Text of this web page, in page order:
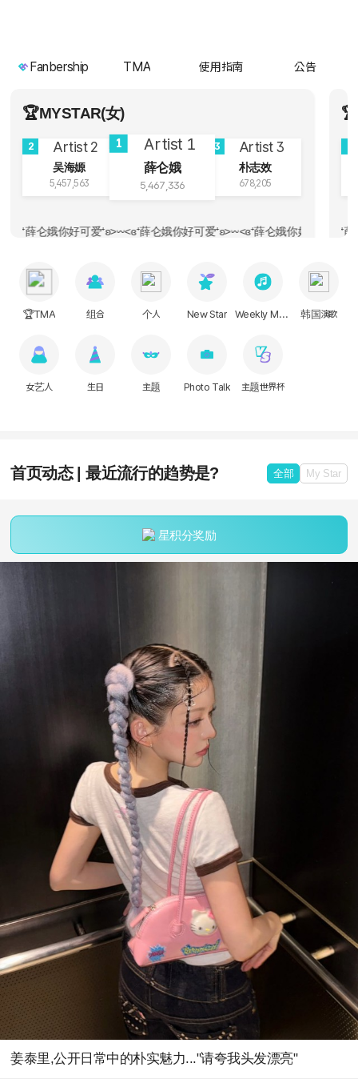
Fanbership TMA 使用指南 公告
🏆MYSTAR(女)
2
吴海嫄
5,457,563
1
薛仑娥
5,467,336
3
朴志效
678,205
娥你好可爱⁺ʚ>𖥦<ɞ⁺薛仑娥你好可爱⁺ʚ>𖥦<ɞ⁺薛仑娥你好可爱
可爱⁺ʚ>𖥦<ɞ⁺薛仑娥你好可爱⁺ʚ>𖥦<ɞ⁺薛仑娥你好可爱⁺ʚ>𖥦<ɞ⁺薛
直一直在一起~ / 푸리야 守護最好的plave / 푸리야
🏆TMA 组合 个人 New Star Weekly Music 韩国演歌
女艺人 生日 主题 Photo Talk 主题世界杯
首页动态 | 最近流行的趋势是? 全部 My Star
星积分奖励
姜泰里,公开日常中的朴实魅力..."请夸我头发漂亮"